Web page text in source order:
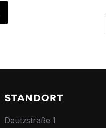
STANDORT
Deutzstraße 1